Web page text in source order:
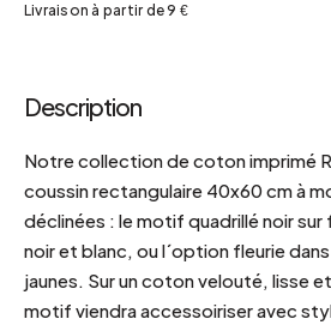
Livraison à partir de 9 €
Description
Notre collection de coton imprimé
coussin rectangulaire 40x60 cm à
déclinées : le motif quadrillé noir
noir et blanc, ou l´option fleurie
jaunes. Sur un coton velouté, lisse
motif viendra accessoiriser avec